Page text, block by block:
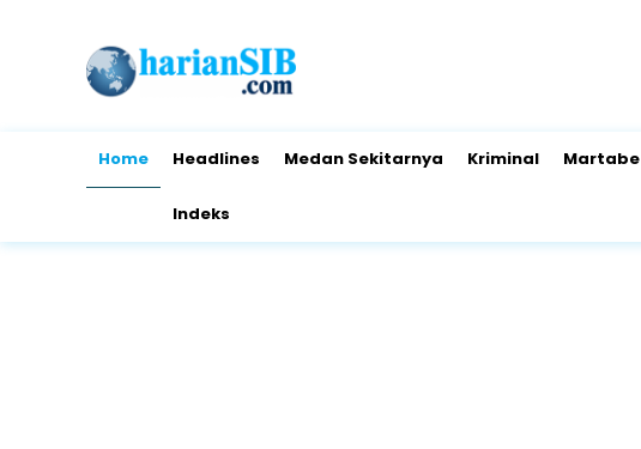
Home Headlines Medan Sekitarnya Kriminal Martabe
Indeks